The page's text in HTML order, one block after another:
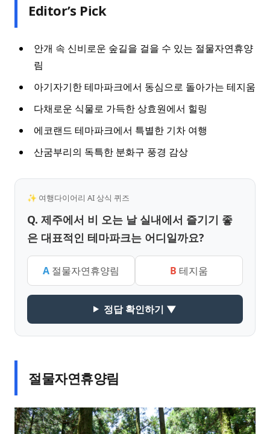
Editor’s Pick
안개 속 신비로운 숲길을 걸을 수 있는 절물자연휴양
림
아기자기한 테마파크에서 동심으로 돌아가는 테지움
다채로운 식물로 가득한 상효원에서 힐링
에코랜드 테마파크에서 특별한 기차 여행
산굼부리의 독특한 분화구 풍경 감상
✨ 여행다이어리 AI 상식 퀴즈
Q. 제주에서 비 오는 날 실내에서 즐기기 좋
은 대표적인 테마파크는 어디일까요?
A 절물자연휴양림 B 테지움
정답 확인하기 ▼
절물자연휴양림